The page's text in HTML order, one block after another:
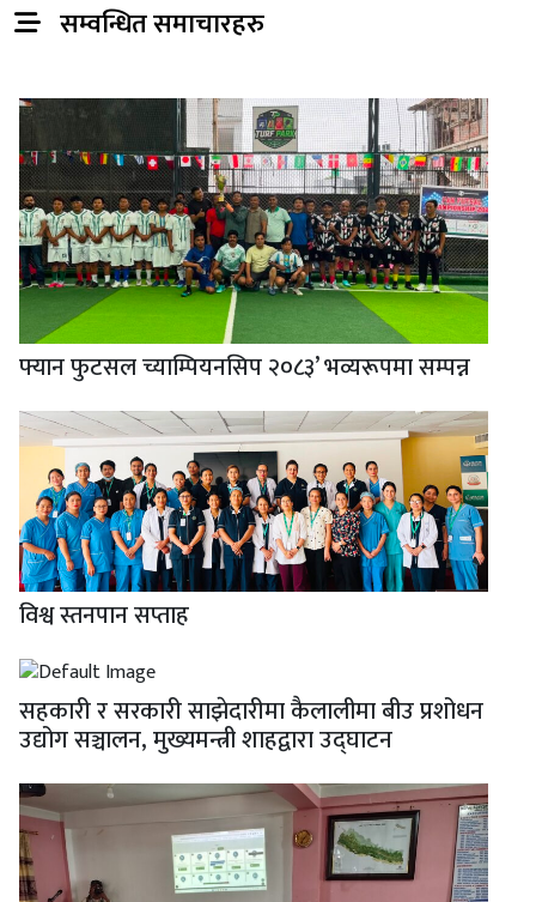
सम्वन्धित समाचारहरु
फ्यान फुटसल च्याम्पियनसिप २०८३’ भव्यरूपमा सम्पन्न
विश्व स्तनपान सप्ताह
सहकारी र सरकारी साझेदारीमा कैलालीमा बीउ प्रशोधन
उद्योग सञ्चालन, मुख्यमन्त्री शाहद्वारा उद्घाटन